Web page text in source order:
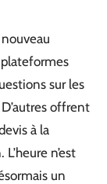
sur les
offrent
à la
n’est
un